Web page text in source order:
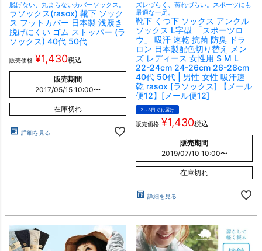
脱げない、丸まらないカバーソックス。
ラソックス(rasox) 靴下 ソック
ス フットカバー 日本製 浅履き
脱げにくい ゴム ストッパー (ラ
ソックス) 40代 50代
販売価格 ¥1,430税込
販売期間
2017/05/15 10:00〜
在庫切れ
詳細を見る
ズレづらく、蒸れづらい。スポーツにも
最適な一足。
靴下 くつ下 ソックス アンクル
ソックス L字型 「スポーツロ
ウ」 吸汗 速乾 抗菌 防臭 ドラ
ロン 日本製配色切り替え メン
ズ レディース 女性用 S M L
22-24cm 24-26cm 26-28cm
40代 50代 | 男性 女性 吸汗速
乾 rasox [ラソックス] 【メール
便12】[メール便12]
2～3日でお届け
販売価格 ¥1,430税込
販売期間
2019/07/10 10:00〜
在庫切れ
詳細を見る